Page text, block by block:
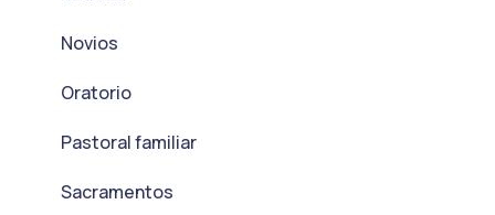
Novios
Oratorio
Pastoral familiar
Sacramentos